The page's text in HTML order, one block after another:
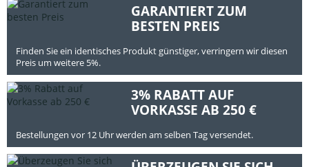
GARANTIERT ZUM
BESTEN PREIS
Finden Sie ein identisches Produkt günstiger, verringern wir diesen
Preis um weitere 5%.
3% RABATT AUF
VORKASSE AB 250 €
Bestellungen vor 12 Uhr werden am selben Tag versendet.